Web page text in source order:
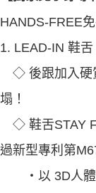
HANDS-FREE
1. LEAD-IN 鞋舌
◇ 後跟加入硬
塌！
◇ 鞋舌STAY
過新型專利第
‧以 3D人體工